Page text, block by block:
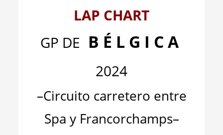
LAP CHART
GP DE B É L G I C A
2024
–Circuito carretero entre
Spa y Francorchamps–